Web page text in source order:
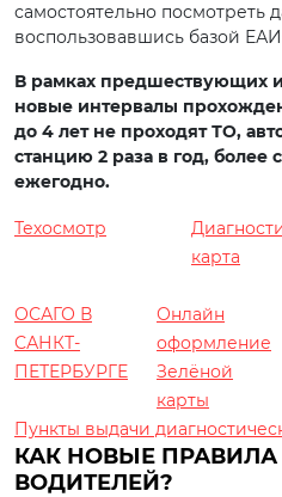
самостоятельно посмотреть
воспользовавшись базой
В рамках предшествующих
новые интервалы
до 4 лет не проходят ТО,
станцию 2 раза в год, более
ежегодно.
Техосмотр
карта
ОСАГО В
САНКТ-
ПЕТЕРБУРГЕ
Онлайн
оформление
Зелёной
карты
Пункты выдачи
КАК НОВЫЕ
ВОДИТЕЛЕЙ?